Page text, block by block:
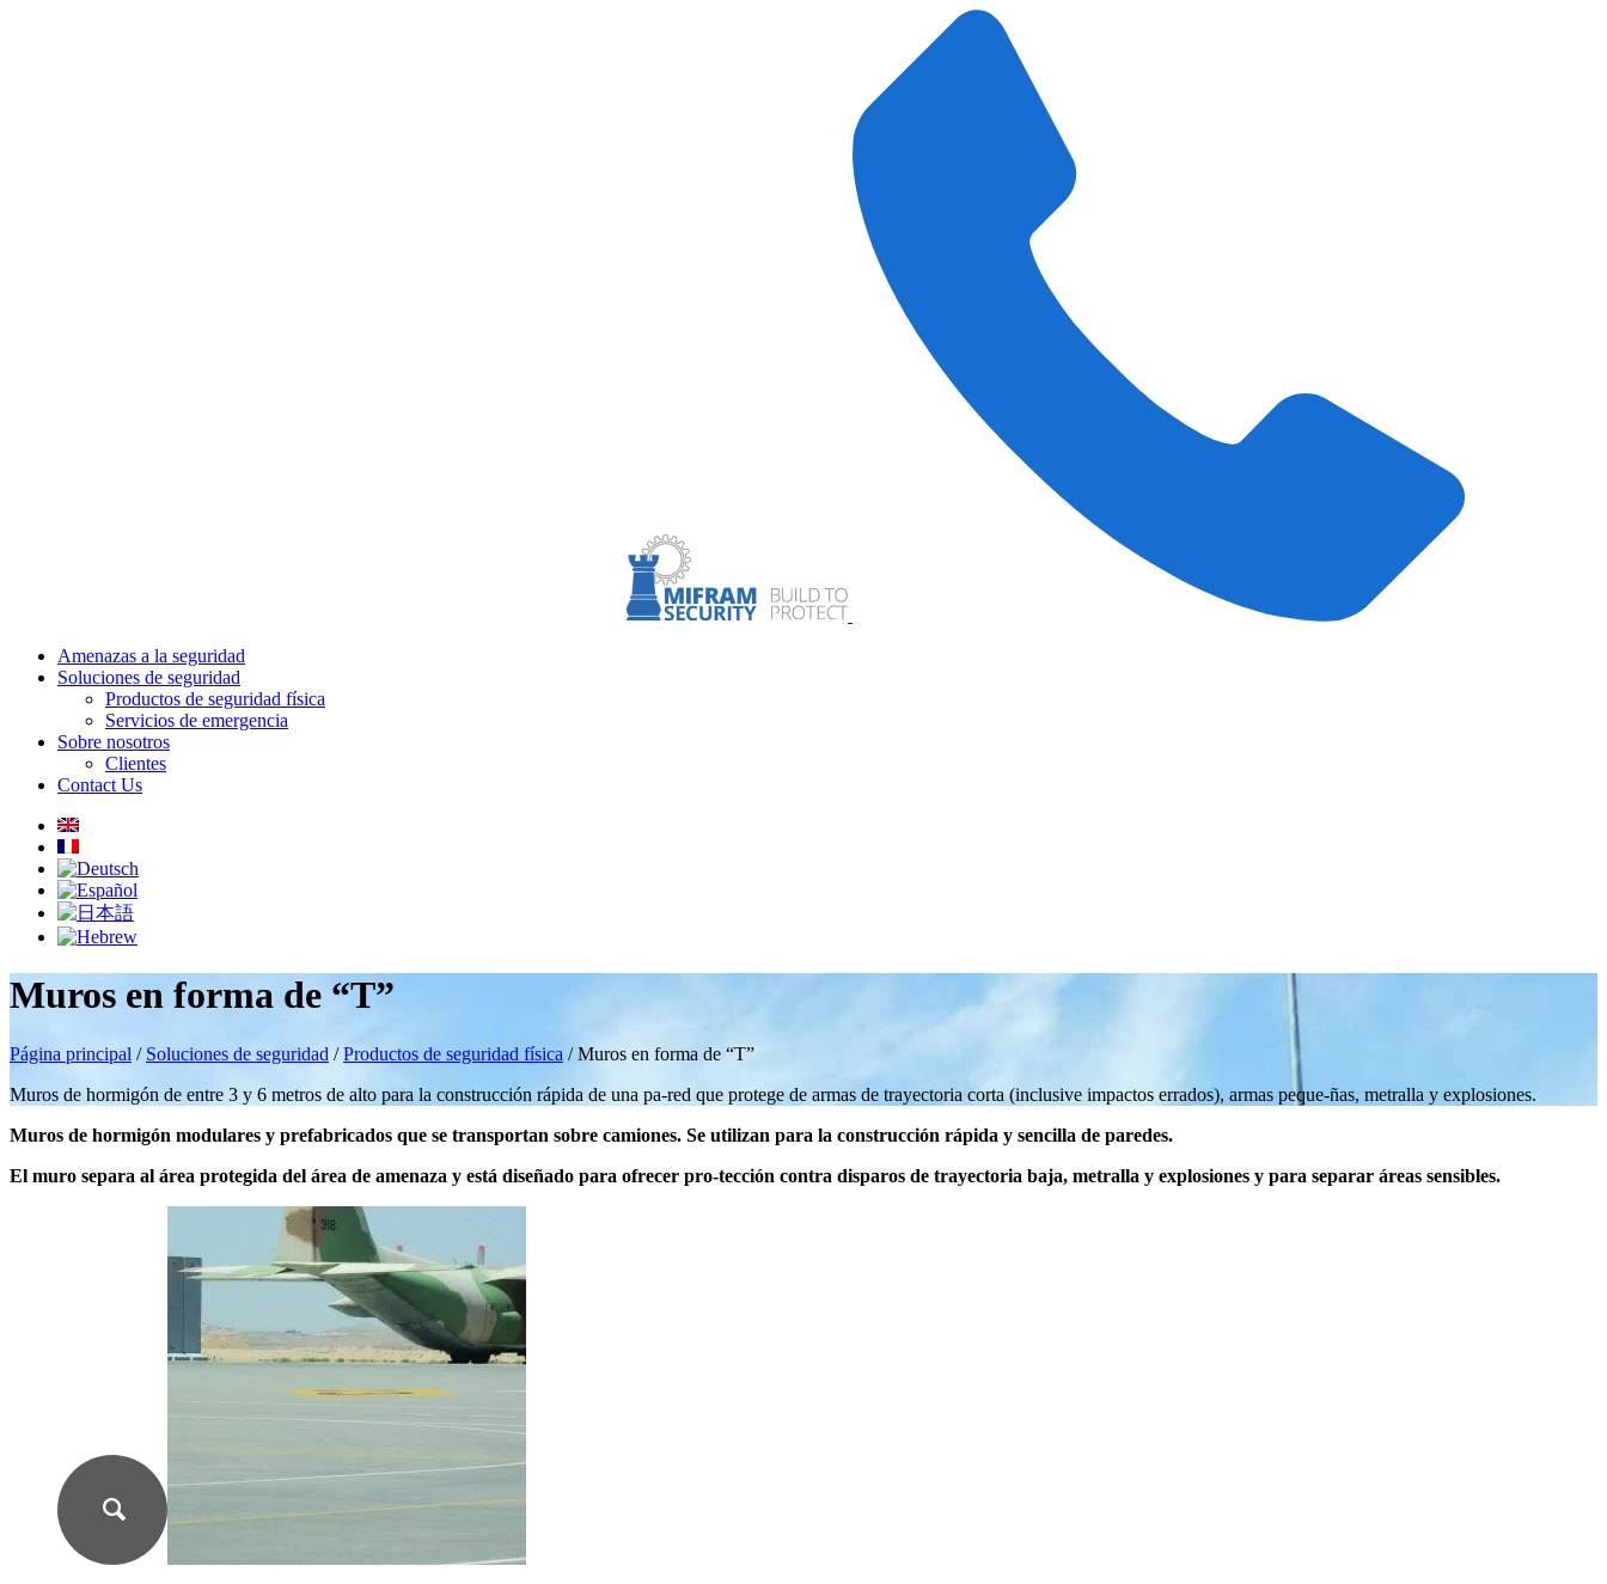
Amenazas a la seguridad
Soluciones de seguridad
Productos de seguridad física
Servicios de emergencia
Sobre nosotros
Clientes
Contact Us
Muros en forma de “T”
Página principal / Soluciones de seguridad /Productos de seguridad física /Muros en forma de “T”
Muros de hormigón de entre 3 y 6 metros de alto para la construcción rápida de una pa-red que protege de armas de trayectoria corta (inclusive impactos errados), armas peque-ñas, metralla y explosiones.
Muros de hormigón modulares y prefabricados que se transportan sobre camiones. Se utilizan para la construcción rápida y sencilla de paredes.
El muro separa al área protegida del área de amenaza y está diseñado para ofrecer pro-tección contra disparos de trayectoria baja, metralla y explosiones y para separar áreas sensibles.